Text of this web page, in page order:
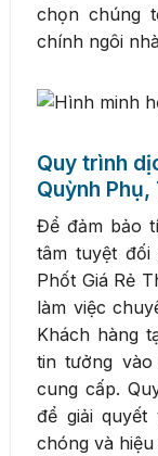
chọn chúng
chính ngôi
Quy trình
Quỳnh Phụ,
Để đảm bảo
tâm tuyệt
Phốt Giá Rẻ
làm việc
Khách hàng
tin tưởng
cung cấp.
để giải
chóng và hiệu